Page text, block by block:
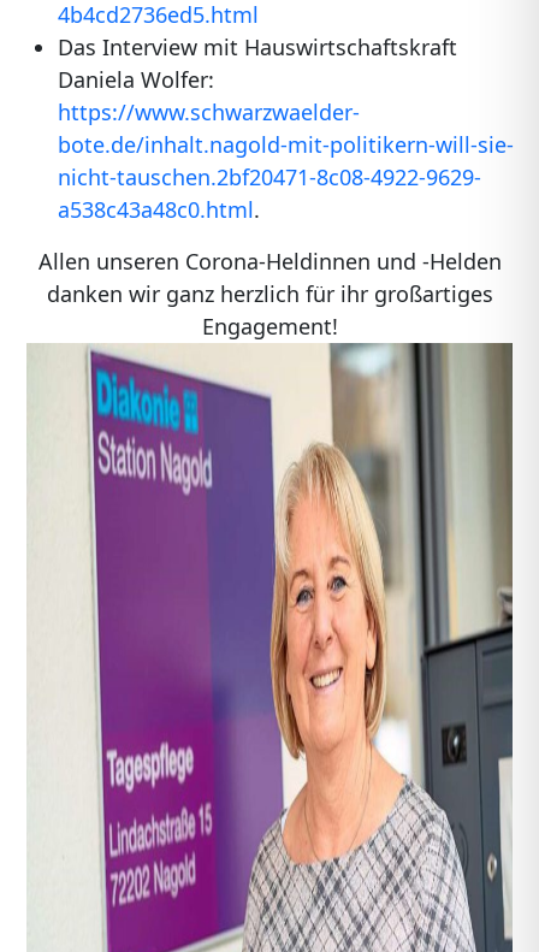
4b4cd2736ed5.html
Das Interview mit Hauswirtschaftskraft
Daniela Wolfer:
https://www.schwarzwaelder-
bote.de/inhalt.nagold-mit-politikern-will-sie-
nicht-tauschen.2bf20471-8c08-4922-9629-
a538c43a48c0.html.
Allen unseren Corona-Heldinnen und -Helden
danken wir ganz herzlich für ihr großartiges
Engagement!